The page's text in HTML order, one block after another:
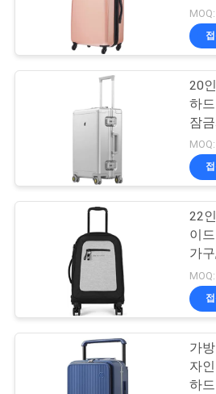
여
관
이
운반하는 에
돈 잠금 가방
지퍼 은행
치
20
하
잠
는
22
이
가
가
가
자
하